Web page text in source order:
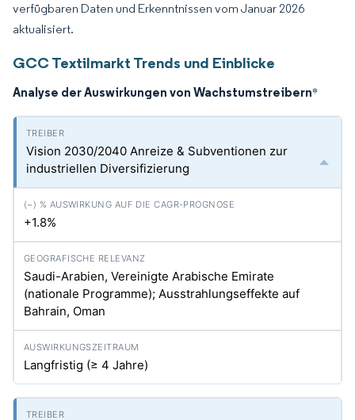
verfügbaren Daten und Erkenntnissen vom Januar 2026
aktualisiert.
GCC Textilmarkt Trends und Einblicke
Analyse der Auswirkungen von Wachstumstreibern*
Vision 2030/2040 Anreize & Subventionen zur
industriellen Diversifizierung
+1.8%
Saudi-Arabien, Vereinigte Arabische Emirate
(nationale Programme); Ausstrahlungseffekte auf
Bahrain, Oman
Langfristig (≥ 4 Jahre)